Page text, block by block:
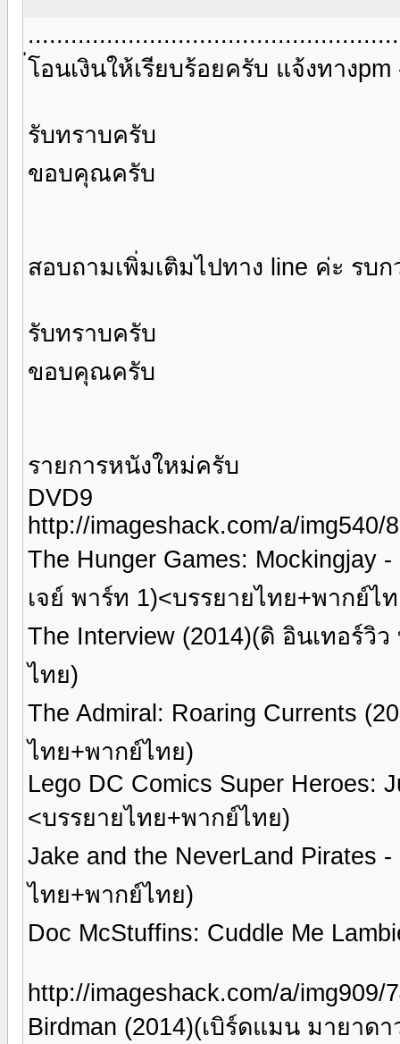
โอนเงินให้เรียบร้อยครับ แจ้งทาง
รับทราบครับ
ขอบคุณครับ
สอบถามเพิ่มเติมไปทาง line ค่ะ รบ
รับทราบครับ
ขอบคุณครับ
รายการหนังใหม่ครับ
DVD9
http://imageshack.com/a/img540/
The Hunger Games: Mockingjay
เจย์ พาร์ท 1)<บรรยายไทย+พากย์ไ
The Interview (2014)(ดิ อินเทอร์
ไทย)
The Admiral: Roaring Currents
ไทย+พากย์ไทย)
Lego DC Comics Super Heroes:
<บรรยายไทย+พากย์ไทย)
Jake and the NeverLand Pirates
ไทย+พากย์ไทย)
Doc McStuffins: Cuddle Me
http://imageshack.com/a/img909/
Birdman (2014)(เบิร์ดแมน มายาด